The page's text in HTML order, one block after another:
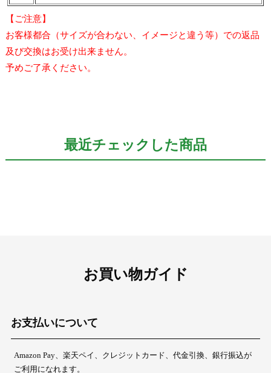
【ご注意】
お客様都合（サイズが合わない、イメージと違う等）での返品
及び交換はお受け出来ません。
予めご了承ください。
最近チェックした商品
お買い物ガイド
お支払いについて
Amazon Pay、楽天ペイ、クレジットカード、代金引換、銀行振込が
ご利用になれます。